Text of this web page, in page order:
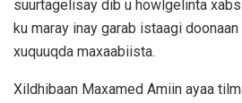
suurtagelisay dib u howlgelinta
ku maray inay garab istaagi
xuquuqda maxaabiista.
Xildhibaan Maxamed Amiin ayaa